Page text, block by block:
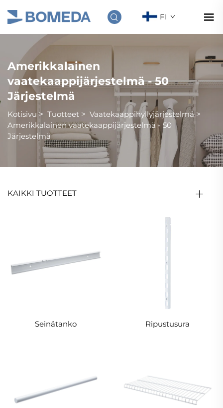
FI
Amerikkalainen
vaatekaappijärjestelmä - 50
Järjestelmä
Kotisivu> Tuotteet > Vaatekaappihyllyjärjestelmä>
Amerikkalainen vaatekaappijärjestelmä - 50
Järjestelmä
KAIKKI TUOTTEET
Seinätanko Ripustusura